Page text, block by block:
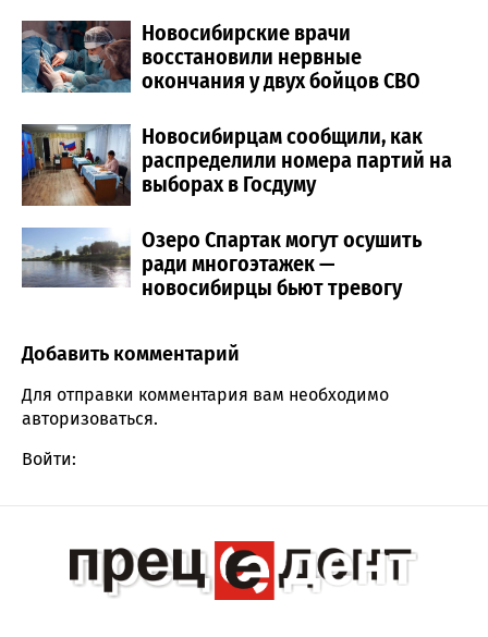
Новосибирские врачи
восстановили нервные
окончания у двух бойцов СВО
Новосибирцам сообщили, как
распределили номера партий на
выборах в Госдуму
Озеро Спартак могут осушить
ради многоэтажек —
новосибирцы бьют тревогу
Comment section
Добавить комментарий
Для отправки комментария вам необходимо
авторизоваться.
Войти: